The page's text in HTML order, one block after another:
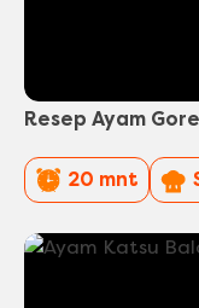
Resep Ayam
20 mnt